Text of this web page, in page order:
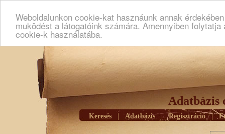
Weboldalunkon cookie-kat hasznáunk annak
muködést a látogatóink számára. Amennyiben
cookie-k használatába.
Adatbázis
Keresés Adatbázis | Regisztráció |